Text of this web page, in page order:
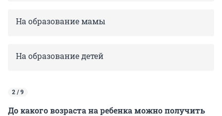
На образование мамы
На образование детей
2 / 9
До какого возраста на ребенка можно получить